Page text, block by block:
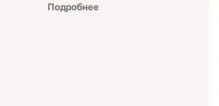
Подробнее